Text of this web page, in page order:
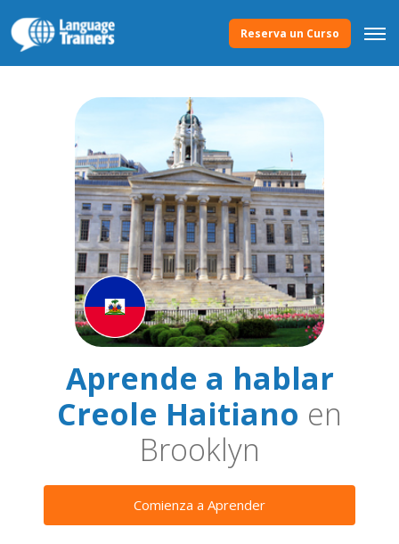
Reserva un Curso
Aprende a hablar
Creole Haitiano en
Brooklyn
Comienza a Aprender